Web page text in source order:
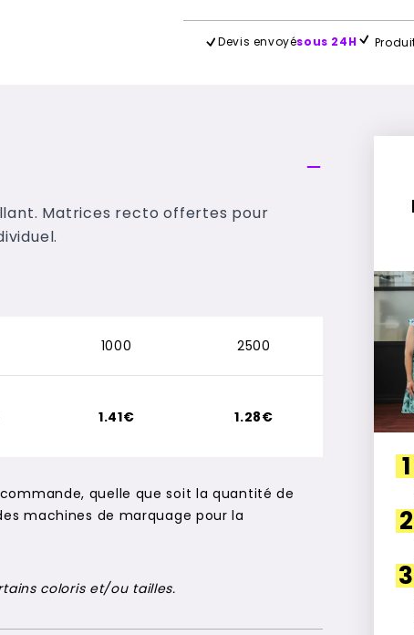
Devis envoyésous 24H
Matrices recto offertes pour
1000 2500
1.41€ 1.28€
quelle que soit la quantité de
machines de marquage pour la
coloris et/ou tailles.
1
2
3